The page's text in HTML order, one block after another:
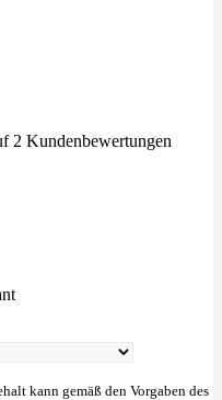
2 Kundenbewertungen
kann gemäß den Vorgaben des